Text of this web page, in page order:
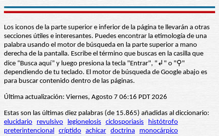
Los iconos de la parte superior e inferior de la página te llevarán a otras
secciones útiles e interesantes. Puedes encontrar la etimología de una
palabra usando el motor de búsqueda en la parte superior a mano
derecha de la pantalla. Escribe el término que buscas en la casilla que
dice “Busca aquí” y luego presiona la tecla "Entrar", "↲" o "⚲"
dependiendo de tu teclado. El motor de búsqueda de Google abajo es
para buscar contenido dentro de las páginas.
Última actualización: Viernes, Agosto 7 06:16 PDT 2026
Estas son las últimas diez palabras (de 15.865) añadidas al diccionario:
elucidario
revulsivo legionelosis ciclosporiasis
histótrofo
preterintencional
críptido achicar doctrina monocárpico